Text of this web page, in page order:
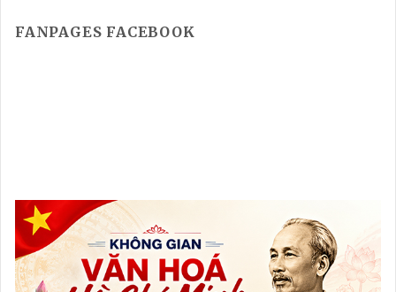
FANPAGES FACEBOOK